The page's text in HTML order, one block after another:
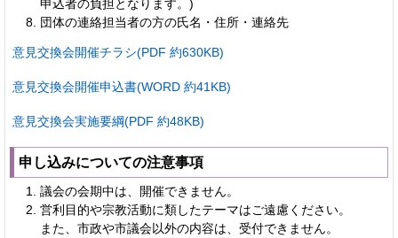
申込者の負担となります。)
団体の連絡担当者の方の氏名・住所・連絡先
意見交換会開催チラシ(PDF 約630KB)
意見交換会開催申込書(WORD 約41KB)
意見交換会実施要綱(PDF 約48KB)
申し込みについての注意事項
議会の会期中は、開催できません。
営利目的や宗教活動に類したテーマはご遠慮ください。
また、市政や市議会以外の内容は、受付できません。